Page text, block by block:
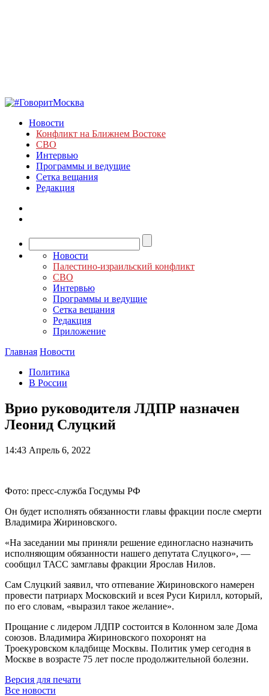
Новости
Конфликт на Ближнем Востоке
СВО
Интервью
Программы и ведущие
Сетка вещания
Редакция
Новости
Палестино-израильский конфликт
СВО
Интервью
Программы и ведущие
Сетка вещания
Редакция
Приложение
Главная Новости
Политика
В России
Врио руководителя ЛДПР назначен
Леонид Слуцкий
14:43 Апрель 6, 2022
Фото: пресс-служба Госдумы РФ
Он будет исполнять обязанности главы фракции после смерти
Владимира Жириновского.
«На заседании мы приняли решение единогласно назначить
исполняющим обязанности нашего депутата Слуцкого», —
сообщил ТАСС замглавы фракции Ярослав Нилов.
Сам Слуцкий заявил, что отпевание Жириновского намерен
провести патриарх Московский и всея Руси Кирилл, который,
по его словам, «выразил такое желание».
Прощание с лидером ЛДПР состоится в Колонном зале Дома
союзов. Владимира Жириновского похоронят на
Троекуровском кладбище Москвы. Политик умер сегодня в
Москве в возрасте 75 лет после продолжительной болезни.
Версия для печати
Все новости